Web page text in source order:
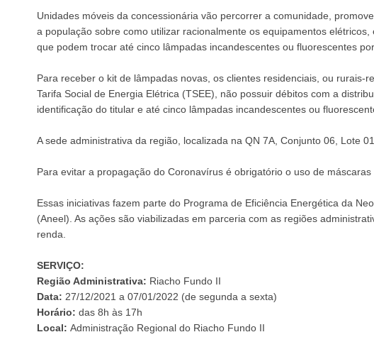
Unidades móveis da concessionária vão percorrer a comunidade,
a população sobre como utilizar racionalmente os equipamentos
que podem trocar até cinco lâmpadas incandescentes ou fluorescentes
Para receber o kit de lâmpadas novas, os clientes residenciais, ou
Tarifa Social de Energia Elétrica (TSEE), não possuir débitos com a
identificação do titular e até cinco lâmpadas incandescentes ou
A sede administrativa da região, localizada na QN 7A, Conjunto 06, Lote
Para evitar a propagação do Coronavírus é obrigatório o uso de
Essas iniciativas fazem parte do Programa de Eficiência Energética da
(Aneel). As ações são viabilizadas em parceria com as regiões
renda.
SERVIÇO:
Região Administrativa: Riacho Fundo II
Data: 27/12/2021 a 07/01/2022 (de segunda a sexta)
Horário: das 8h às 17h
Local: Administração Regional do Riacho Fundo II